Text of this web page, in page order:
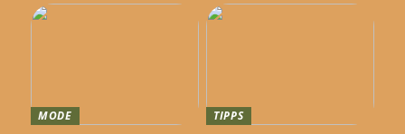
MODE TIPPS